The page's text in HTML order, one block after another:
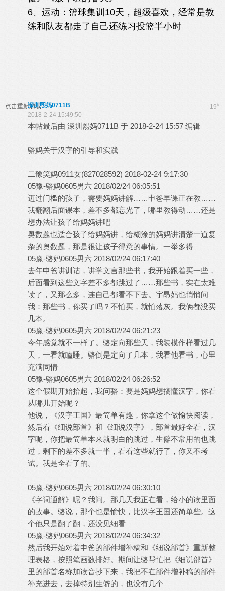
6、运动：篮球集训10天，超级喜欢，经常是教
练和队友都走了自己还练习投篮半小时
点击重新加载 19#
深圳熙妈0711B
2018-2-24 15:49:50
本帖最后由 深圳熙妈0711B 于 2018-2-24 15:57 编辑
骆妈关于汉字的引导和实践
二豫笑妈0911女(827028592) 2018-02-24 9:17:30
05豫-骆妈0605男六 2018/02/24 06:05:51
迈过门槛的孩子，需要妈妈讲解……申爸早课正在教……
我翻翻后面课本，差不多都忘光了，哪里教得动……还是
想办法让孩子给妈妈讲吧
奥数题也适合孩子给妈妈讲，给糊涂的妈妈讲清楚一道复
杂的奥数题，那是很让孩子得意的事情。一举多得
05豫-骆妈0605男六 2018/02/24 06:17:40
去年申爸讲训诂，讲学文言那些书，我开始跟着买一些，
后面看到这些文字差不多都跳过了……那些书，实在太难
读了，又那么多，连自己都看不下去。宇昂妈也悄悄问
我：那些书，你买了吗？不怕买，就怕落灰。我俩都没买
几本。
05豫-骆妈0605男六 2018/02/24 06:21:23
今年感觉就不一样了。骆定向那些天，我装模作样看过几
天，一看就瞌睡。骆倒是定向了几本，我看他看书，心里
充满同情
05豫-骆妈0605男六 2018/02/24 06:26:52
这个假期开始拾起，我问骆：要是妈妈想搞懂汉字，你看
从哪儿开始呢？
他说，《汉字王国》最简单有趣，你拿这个做愉快阅读，
然后看《细说部首》和《细说汉字》，部首最好全看，汉
字呢，你把最简单本来就明白的跳过，生僻不常用的也跳
过，剩下的差不多就一半，看看这些就行了，你又不考
试。我是全看了的。
05豫-骆妈0605男六 2018/02/24 06:30:10
《字词通解》呢？我问。那几天我正在看，给小的读里面
的故事。骆说，那个也是愉快，比汉字王国还简单些。这
个他只是翻了翻，还没见细看
05豫-骆妈0605男六 2018/02/24 06:34:32
然后我开始对着申爸的部件增补稿和《细说部首》重新整
理表格，按照笔画数排好。期间让骆帮忙把《细说部首》
里的部首名称加读音抄下来，我把不在部件增补稿的部件
补充进去，去掉特别生僻的，也没有几个